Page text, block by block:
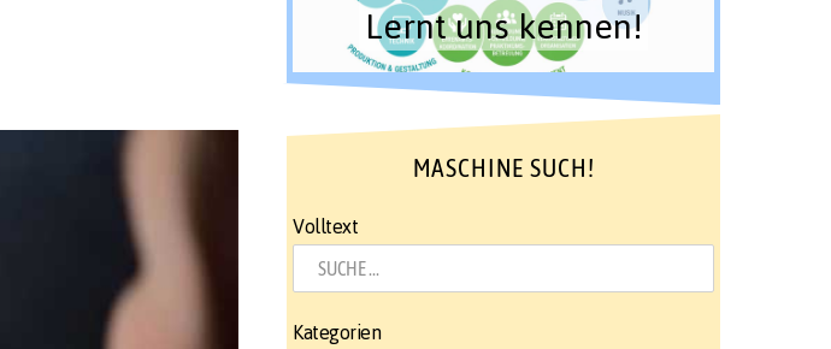
Lernt uns kennen!
MASCHINE SUCH!
Volltext
Kategorien